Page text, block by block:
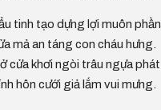
tinh tạo dựng lợi muôn phần.
mả an táng con cháu hưng.
cửa khơi ngòi trâu ngựa phát.
hôn cưới giả lắm vui mưng.